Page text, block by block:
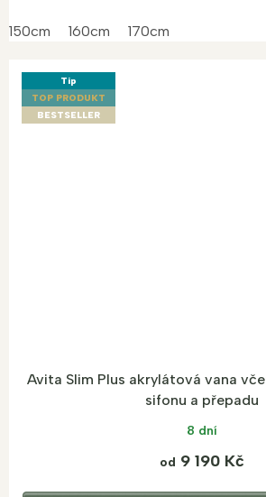
150cm 160cm 170cm
Tip
TOP PRODUKT
BESTSELLER
Avita Slim Plus akrylátová vana
sifonu a přepadu
8 dní
od 9 190 Kč